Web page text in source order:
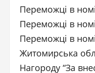
Переможці в
Переможці в
Переможці в
Житомирська
Нагороду “За